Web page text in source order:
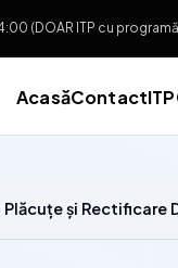
(DOAR ITP cu
AcasăContactITP
și Rectificare